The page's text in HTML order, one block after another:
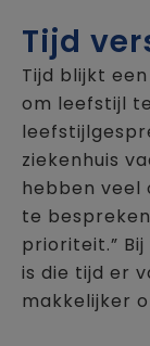
Tijd
Tijd blijkt
om leefstijl
ziekenhuis
hebben veel
te
prioriteit.”
is die tijd er
makkelijker